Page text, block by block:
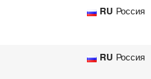
RU Россия
RU Россия